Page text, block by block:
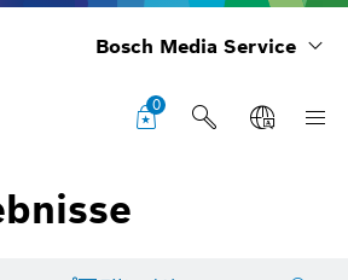
Bosch Media Service
0